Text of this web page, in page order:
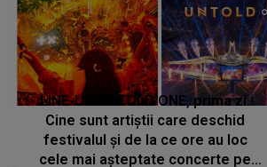
LINE-UP UNTOLD ONE, prima zi.
Cine sunt artiștii care deschid
festivalul și de la ce ore au loc
cele mai așteptate concerte pe